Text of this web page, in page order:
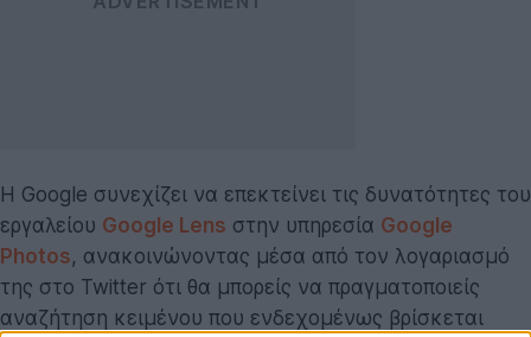
Η Google συνεχίζει να επεκτείνει τις δυνατότητες του
εργαλείου Google Lens στην υπηρεσία Google
Photos, ανακοινώνοντας μέσα από τον λογαριασμό
της στο Twitter ότι θα μπορείς να πραγματοποιείς
αναζήτηση κειμένου που ενδεχομένως βρίσκεται